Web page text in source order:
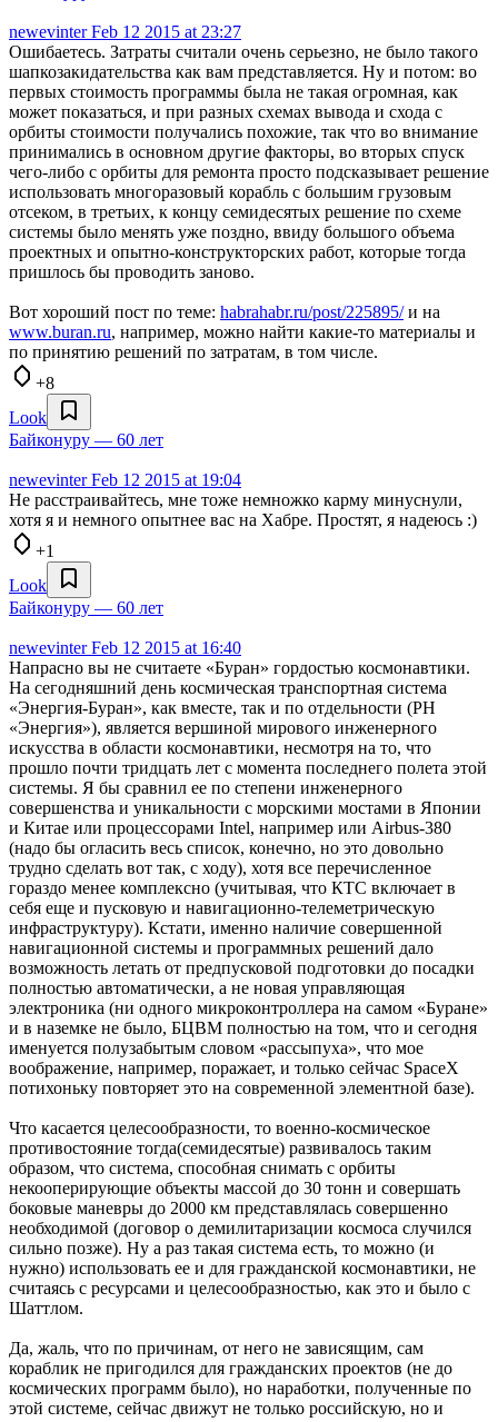
newevinterFeb 12 2015 at 23:27
Ошибаетесь. Затраты считали очень серьезно, не было такого
шапкозакидательства как вам представляется. Ну и потом: во
первых стоимость программы была не такая огромная, как
может показаться, и при разных схемах вывода и схода с
орбиты стоимости получались похожие, так что во внимание
принимались в основном другие факторы, во вторых спуск
чего-либо с орбиты для ремонта просто подсказывает решение
использовать многоразовый корабль с большим грузовым
отсеком, в третьих, к концу семидесятых решение по схеме
системы было менять уже поздно, ввиду большого объема
проектных и опытно-конструкторских работ, которые тогда
пришлось бы проводить заново.
Вот хороший пост по теме: habrahabr.ru/post/225895/и на
www.buran.ru, например, можно найти какие-то материалы и
по принятию решений по затратам, в том числе.
+8
Look
Байконуру — 60 лет
newevinterFeb 12 2015 at 19:04
Не расстраивайтесь, мне тоже немножко карму минуснули,
хотя я и немного опытнее вас на Хабре. Простят, я надеюсь :)
+1
Look
Байконуру — 60 лет
newevinterFeb 12 2015 at 16:40
Напрасно вы не считаете «Буран» гордостью космонавтики.
На сегодняшний день космическая транспортная система
«Энергия-Буран», как вместе, так и по отдельности (РН
«Энергия»), является вершиной мирового инженерного
искусства в области космонавтики, несмотря на то, что
прошло почти тридцать лет с момента последнего полета этой
системы. Я бы сравнил ее по степени инженерного
совершенства и уникальности с морскими мостами в Японии
и Китае или процессорами Intel, например или Airbus-380
(надо бы огласить весь список, конечно, но это довольно
трудно сделать вот так, с ходу), хотя все перечисленное
гораздо менее комплексно (учитывая, что КТС включает в
себя еще и пусковую и навигационно-телеметрическую
инфраструктуру). Кстати, именно наличие совершенной
навигационной системы и программных решений дало
возможность летать от предпусковой подготовки до посадки
полностью автоматически, а не новая управляющая
электроника (ни одного микроконтроллера на самом «Буране»
и в наземке не было, БЦВМ полностью на том, что и сегодня
именуется полузабытым словом «рассыпуха», что мое
воображение, например, поражает, и только сейчас SpaceX
потихоньку повторяет это на современной элементной базе).
Что касается целесообразности, то военно-космическое
противостояние тогда(семидесятые) развивалось таким
образом, что система, способная снимать с орбиты
некооперирующие объекты массой до 30 тонн и совершать
боковые маневры до 2000 км представлялась совершенно
необходимой (договор о демилитаризации космоса случился
сильно позже). Ну а раз такая система есть, то можно (и
нужно) использовать ее и для гражданской космонавтики, не
считаясь с ресурсами и целесообразностью, как это и было с
Шаттлом.
Да, жаль, что по причинам, от него не зависящим, сам
кораблик не пригодился для гражданских проектов (не до
космических программ было), но наработки, полученные по
этой системе, сейчас движут не только российскую, но и